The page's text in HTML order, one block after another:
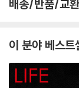
각한다. 무슬림의
례교)의 위상과 거
이상하게 여긴다면
나 무슬림에게 똑
---「5장 이슬람의
배송/반품/교
이 분야 베스트